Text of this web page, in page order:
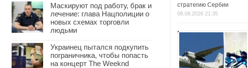
Маскируют под работу, брак и
лечение: глава Нацполиции о
новых схемах торговли
людьми
Украинец пытался подкупить
пограничника, чтобы попасть
на концерт The Weeknd
стратегию Сербии
08.08.2026 21:35